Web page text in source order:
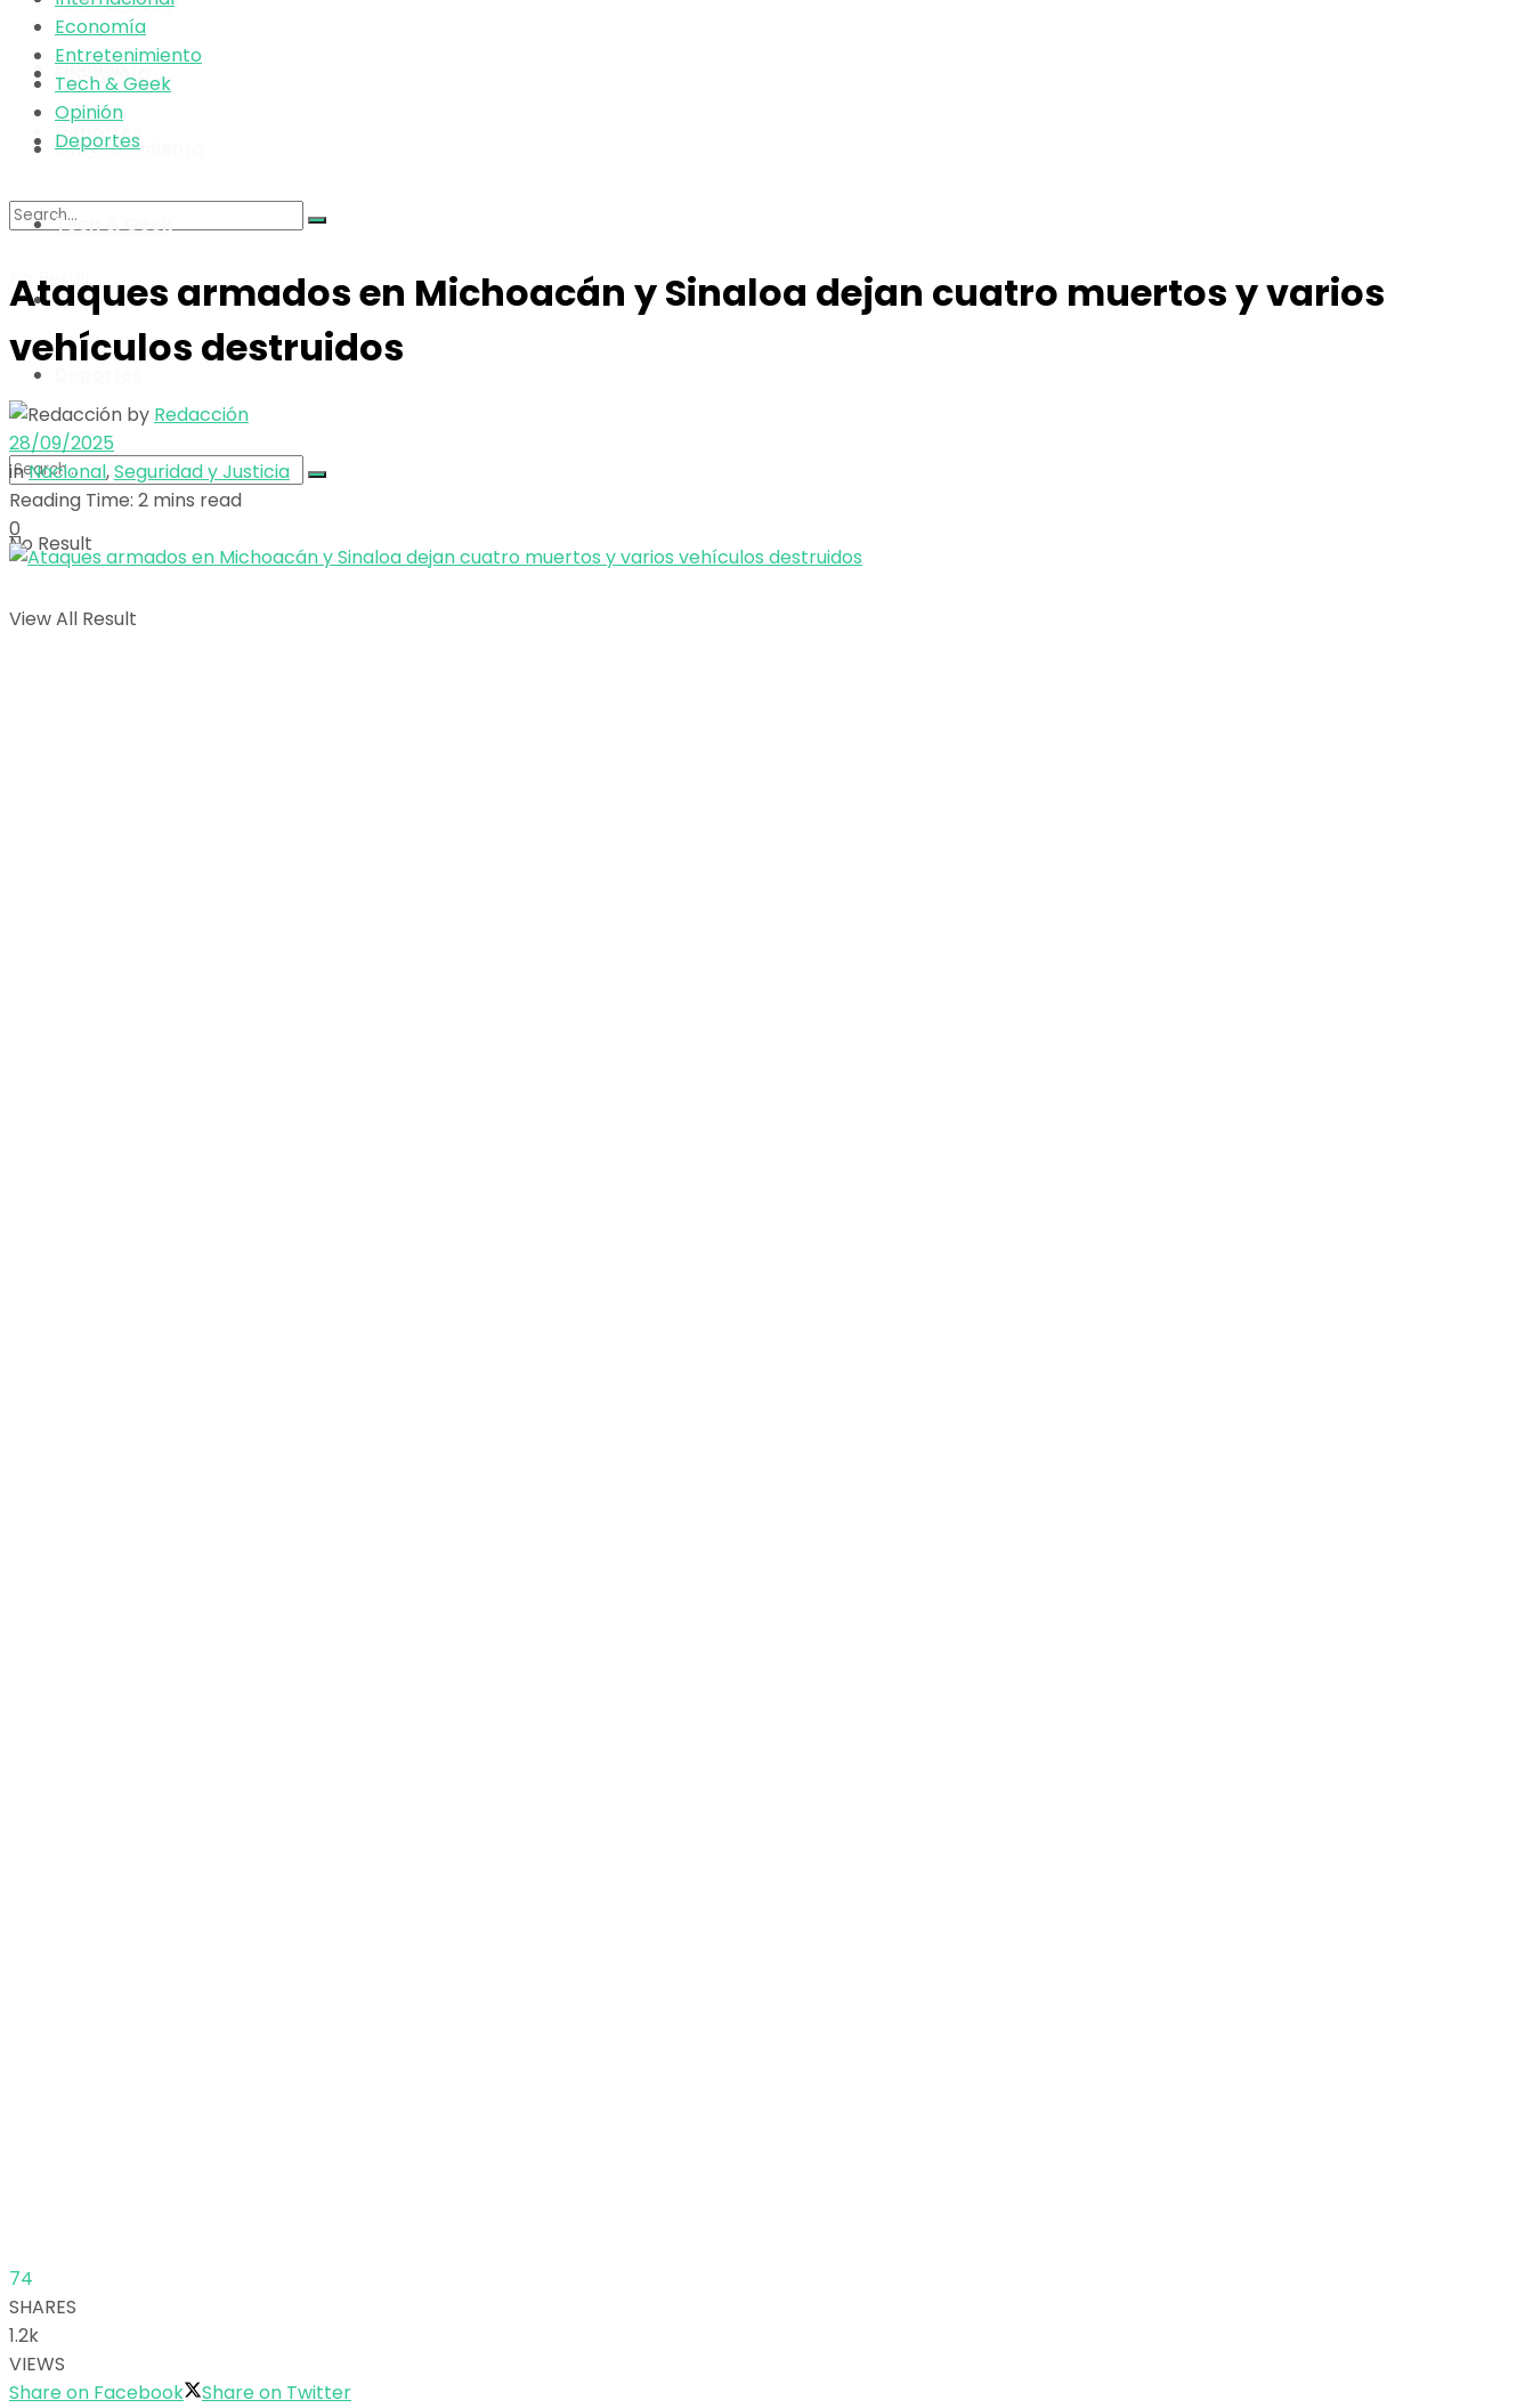
Opinión
Deportes
No Result
View All Result
Economía
Entretenimiento
Tech & Geek
Opinión
No Result
View All Result
Economía
Entretenimiento
Tech & Geek
Opinión
Deportes
Ataques armados en Michoacán y Sinaloa dejan cuatro muertos y varios
vehículos destruidos
by Redacción
28/09/2025
inNacional,Seguridad y Justicia
Reading Time: 2 mins read
0
74
SHARES
1.2k
VIEWS
Share on Facebook
Share on Twitter